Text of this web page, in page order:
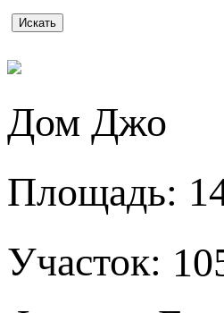
Дом Джо
Площадь:
Участок: